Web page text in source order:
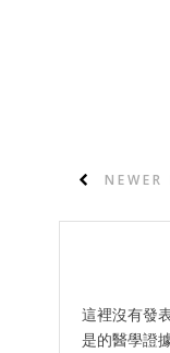
NEWER
這裡沒有發
是的醫學證